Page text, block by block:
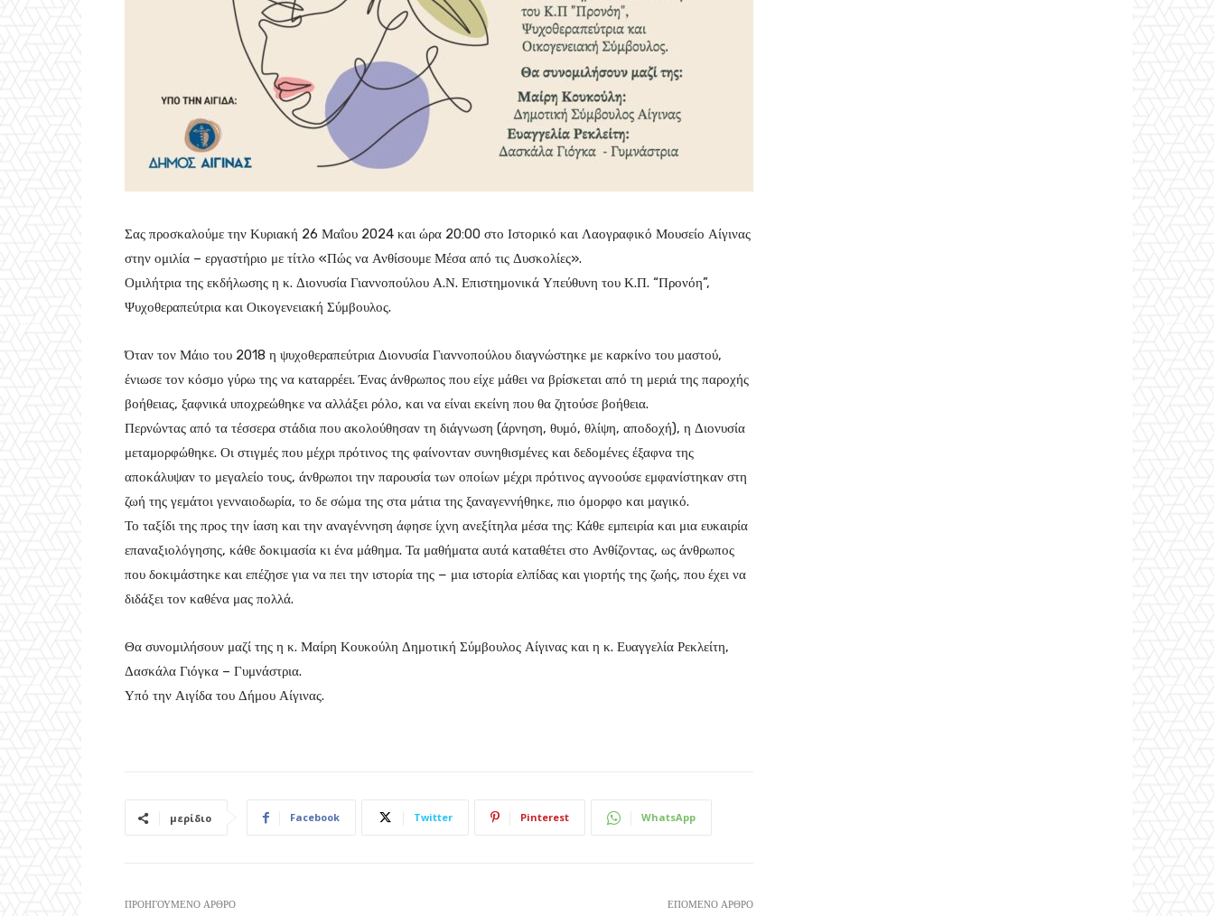
Σας προσκαλούμε την Κυριακή 26 Μαΐου 2024 και ώρα 20:00 στο Ιστορικό και Λαογραφικό Μουσείο Αίγινας
στην ομιλία – εργαστήριο με τίτλο «Πώς να Ανθίσουμε Μέσα από τις Δυσκολίες».
Ομιλήτρια της εκδήλωσης η κ. Διονυσία Γιαννοπούλου Α.Ν. Επιστημονικά Υπεύθυνη του Κ.Π. “Προνόη”,
Ψυχοθεραπεύτρια και Οικογενειακή Σύμβουλος.
Όταν τον Μάιο του 2018 η ψυχοθεραπεύτρια Διονυσία Γιαννοπούλου διαγνώστηκε με καρκίνο του μαστού,
ένιωσε τον κόσμο γύρω της να καταρρέει. Ένας άνθρωπος που είχε μάθει να βρίσκεται από τη μεριά της παροχής
βοήθειας, ξαφνικά υποχρεώθηκε να αλλάξει ρόλο, και να είναι εκείνη που θα ζητούσε βοήθεια.
Περνώντας από τα τέσσερα στάδια που ακολούθησαν τη διάγνωση (άρνηση, θυμό, θλίψη, αποδοχή), η Διονυσία
μεταμορφώθηκε. Οι στιγμές που μέχρι πρότινος της φαίνονταν συνηθισμένες και δεδομένες έξαφνα της
αποκάλυψαν το μεγαλείο τους, άνθρωποι την παρουσία των οποίων μέχρι πρότινος αγνοούσε εμφανίστηκαν στη
ζωή της γεμάτοι γενναιοδωρία, το δε σώμα της στα μάτια της ξαναγεννήθηκε, πιο όμορφο και μαγικό.
Το ταξίδι της προς την ίαση και την αναγέννηση άφησε ίχνη ανεξίτηλα μέσα της: Κάθε εμπειρία και μια ευκαιρία
επαναξιολόγησης, κάθε δοκιμασία κι ένα μάθημα. Τα μαθήματα αυτά καταθέτει στο Ανθίζοντας, ως άνθρωπος
που δοκιμάστηκε και επέζησε για να πει την ιστορία της − μια ιστορία ελπίδας και γιορτής της ζωής, που έχει να
διδάξει τον καθένα μας πολλά.
Θα συνομιλήσουν μαζί της η κ. Μαίρη Κουκούλη Δημοτική Σύμβουλος Αίγινας και η κ. Ευαγγελία Ρεκλείτη,
Δασκάλα Γιόγκα – Γυμνάστρια.
Υπό την Αιγίδα του Δήμου Αίγινας.
μερίδιο Facebook Twitter Pinterest WhatsApp
ΠΡΟΗΓΟΎΜΕΝΟ ΆΡΘΡΟ ΕΠΌΜΕΝΟ ΆΡΘΡΟ